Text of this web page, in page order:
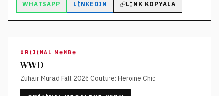
WHATSAPP LINKEDIN LINK KOPYALA
ORIJINAL MƏNBƏ
WWD
Zuhair Murad Fall 2026 Couture: Heroine Chic